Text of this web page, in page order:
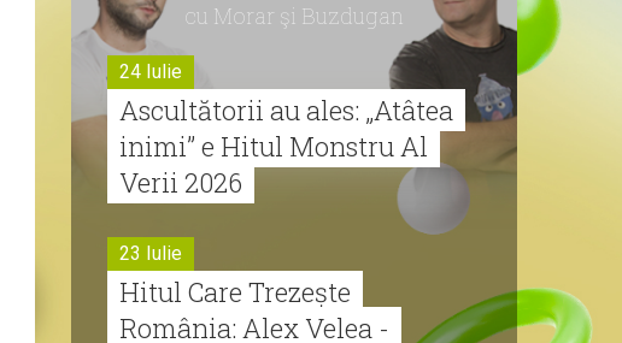
cu Morar şi Buzdugan
24 Iulie
Ascultătorii au ales: „Atâtea
inimi” e Hitul Monstru Al
Verii 2026
23 Iulie
Hitul Care Trezește
România: Alex Velea -